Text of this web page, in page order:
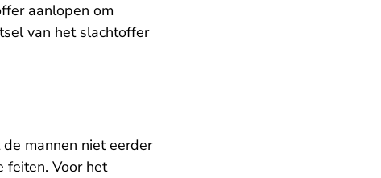
aanlopen om
van het slachtoffer
mannen niet eerder
feiten. Voor het